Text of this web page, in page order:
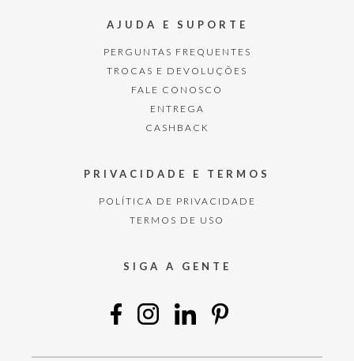
AJUDA E SUPORTE
PERGUNTAS FREQUENTES
TROCAS E DEVOLUÇÕES
FALE CONOSCO
ENTREGA
CASHBACK
PRIVACIDADE E TERMOS
POLÍTICA DE PRIVACIDADE
TERMOS DE USO
SIGA A GENTE